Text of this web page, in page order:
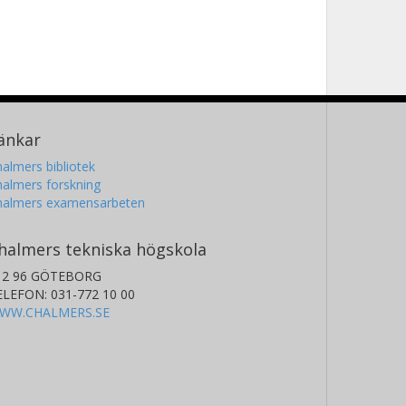
bibliotek
forskning
examensarbeten
tekniska högskola
96 GÖTEBORG
031-772 10 00